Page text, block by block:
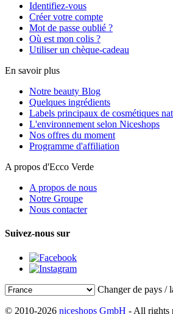
Identifiez-vous
Créer votre compte
Mot de passe oublié ?
Où est mon colis ?
Utiliser un chèque-cadeau
En savoir plus
Notre beauty Blog
Quelques ingrédients
Labels principaux de cosmétiques
L'environnement selon Niceshops
Nos offres du moment
Programme d'affiliation
A propos d'Ecco Verde
A propos de nous
Notre Groupe
Nous contacter
Suivez-nous sur
Changer de pays /
© 2010-2026 niceshops GmbH - All rights